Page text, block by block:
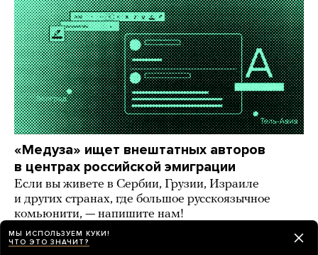
«Медуза» ищет внештатных авторов
в центрах российской эмиграции
Если вы живете в Сербии, Грузии, Израиле
и других странах, где большое русскоязычное
комьюнити, — напишите нам!
ИСТОРИИ 9 дней назад
МЫ ИСПОЛЬЗУЕМ КУКИ!
ЧТО ЭТО ЗНАЧИТ?